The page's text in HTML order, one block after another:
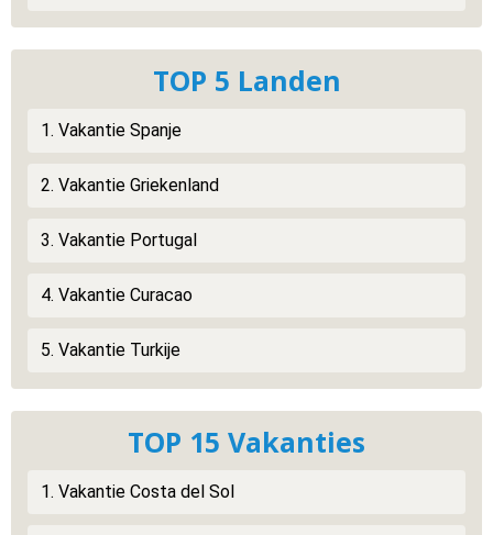
TOP 5 Landen
1. Vakantie Spanje
2. Vakantie Griekenland
3. Vakantie Portugal
4. Vakantie Curacao
5. Vakantie Turkije
TOP 15 Vakanties
1. Vakantie Costa del Sol